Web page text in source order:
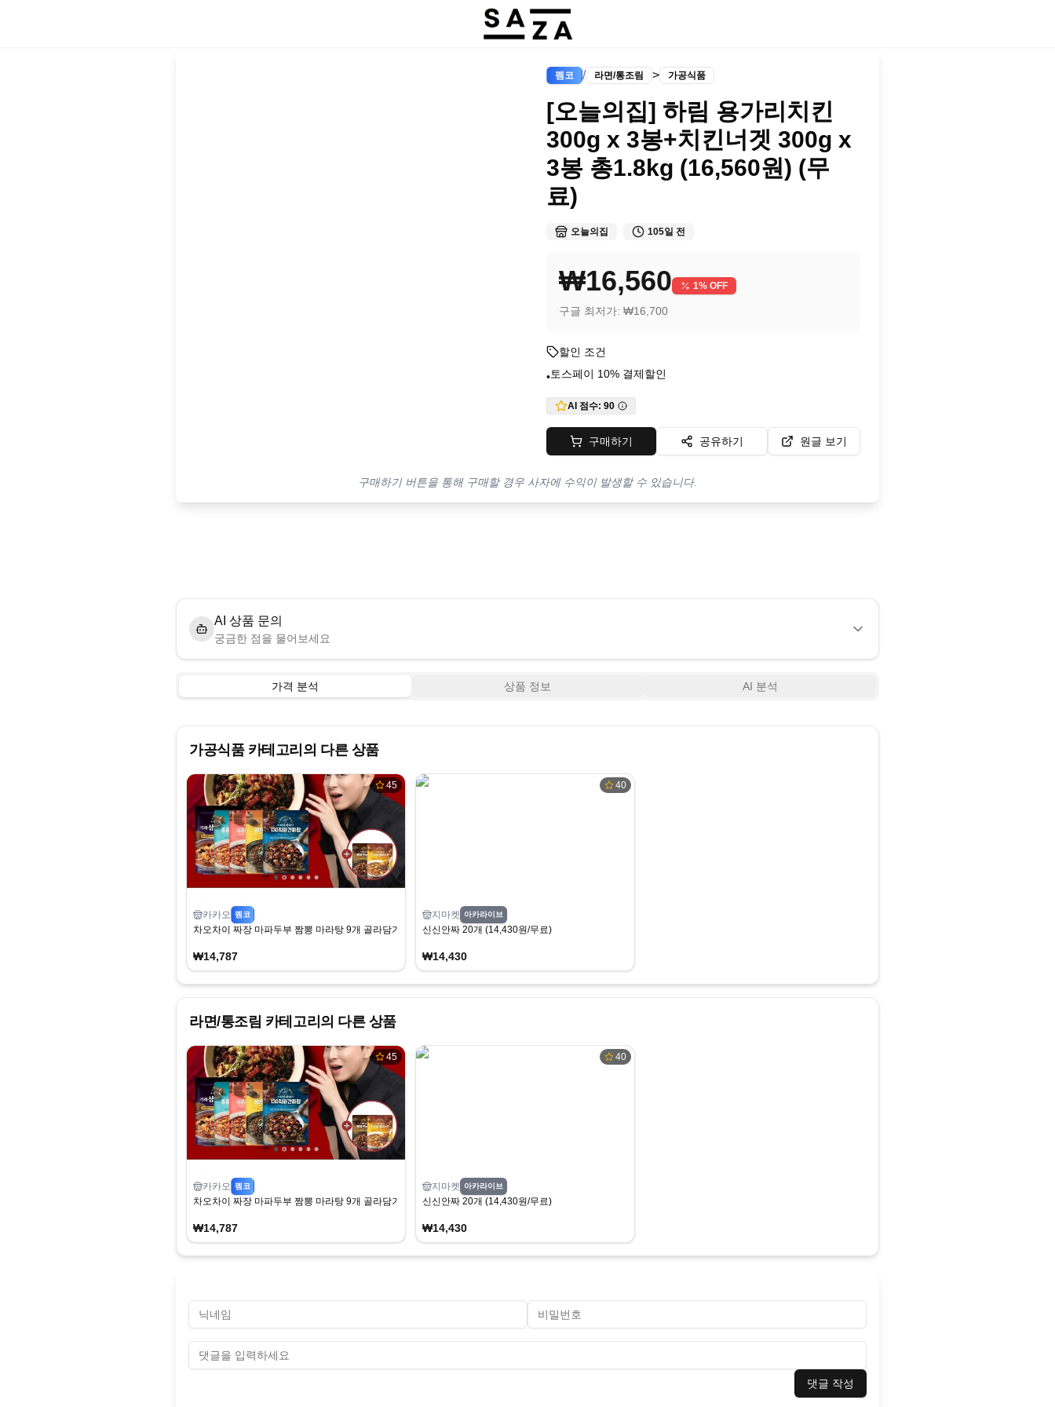
펨코 / 라면/통조림 > 가공식품
[오늘의집] 하림 용가리치킨
300g x 3봉+치킨너겟 300g x
3봉 총1.8kg (16,560원) (무
료)
오늘의집 105일 전
₩16,560 1% OFF
구글 최저가: ₩16,700
할인 조건
•토스페이 10% 결제할인
AI 점수: 90
구매하기 공유하기 원글 보기
구매하기 버튼을 통해 구매할 경우 사자에 수익이 발생할 수 있습니다.
AI 상품 문의
궁금한 점을 물어보세요
가격 분석 상품 정보 AI 분석
가공식품카테고리의 다른 상품
45
카카오 펨코
차오차이 짜장 마파두부 짬뽕 마라탕 9개 골라담기(2개 증정)
₩14,787
40
지마켓 아카라이브
신신안짜 20개 (14,430원/무료)
₩14,430
라면/통조림 카테고리의 다른 상품
45
카카오 펨코
차오차이 짜장 마파두부 짬뽕 마라탕 9개 골라담기(2개 증정)
₩14,787
40
지마켓 아카라이브
신신안짜 20개 (14,430원/무료)
₩14,430
댓글 작성